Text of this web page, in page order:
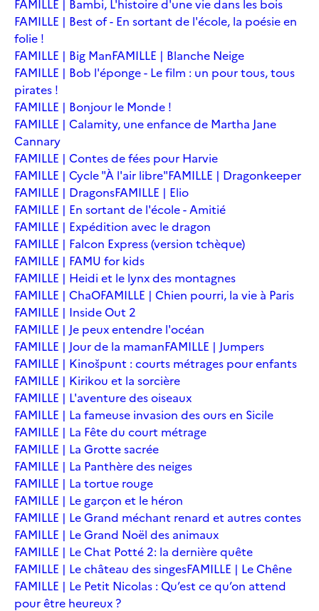
FAMILLE | Bambi, L'histoire d'une vie dans les bois
FAMILLE | Best of - En sortant de l'école, la poésie en
folie !
FAMILLE | Big ManFAMILLE | Blanche Neige
FAMILLE | Bob l'éponge - Le film : un pour tous, tous
pirates !
FAMILLE | Bonjour le Monde !
FAMILLE | Calamity, une enfance de Martha Jane
Cannary
FAMILLE | Contes de fées pour Harvie
FAMILLE | Cycle "À l'air libre"FAMILLE | Dragonkeeper
FAMILLE | DragonsFAMILLE | Elio
FAMILLE | En sortant de l'école - Amitié
FAMILLE | Expédition avec le dragon
FAMILLE | Falcon Express (version tchèque)
FAMILLE | FAMU for kids
FAMILLE | Heidi et le lynx des montagnes
FAMILLE | ChaOFAMILLE | Chien pourri, la vie à Paris
FAMILLE | Inside Out 2
FAMILLE | Je peux entendre l'océan
FAMILLE | Jour de la mamanFAMILLE | Jumpers
FAMILLE | Kinošpunt : courts métrages pour enfants
FAMILLE | Kirikou et la sorcière
FAMILLE | L'aventure des oiseaux
FAMILLE | La fameuse invasion des ours en Sicile
FAMILLE | La Fête du court métrage
FAMILLE | La Grotte sacrée
FAMILLE | La Panthère des neiges
FAMILLE | La tortue rouge
FAMILLE | Le garçon et le héron
FAMILLE | Le Grand méchant renard et autres contes
FAMILLE | Le Grand Noël des animaux
FAMILLE | Le Chat Potté 2: la dernière quête
FAMILLE | Le château des singesFAMILLE | Le Chêne
FAMILLE | Le Petit Nicolas : Qu’est ce qu’on attend
pour être heureux ?